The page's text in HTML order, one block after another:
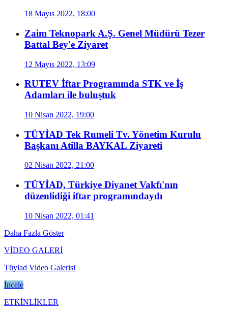
18 Mayıs 2022, 18:00
Zaim Teknopark A.Ş. Genel Müdürü Tezer
Battal Bey'e Ziyaret
12 Mayıs 2022, 13:09
RUTEV İftar Programında STK ve İş
Adamları ile buluştuk
10 Nisan 2022, 19:00
TÜYİAD Tek Rumeli Tv. Yönetim Kurulu
Başkanı Atilla BAYKAL Ziyareti
02 Nisan 2022, 21:00
TÜYİAD, Türkiye Diyanet Vakfı'nın
düzenlidiği iftar programındaydı
10 Nisan 2022, 01:41
Daha Fazla Göster
VİDEO GALERİ
Tüyiad Video Galerisi
İncele
ETKİNLİKLER